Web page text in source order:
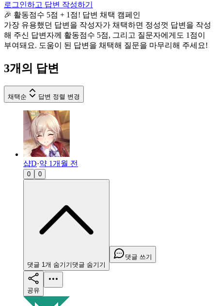
로그인하고 답변 작성하기
🎉 활동점수 5점 + 1점! 답변 채택 캠페인
가장 유용했던 답변을 작성자가 채택하면 정성껏 답변을 작성
해 주신 답변자께 활동점수 5점, 그리고 질문자에게도 1점이
부여돼요. 도움이 된 답변을 채택해 질문을 마무리해 주세요!
3개의 답변
채택순 답변 정렬 변경
샵D·약 1개월 전
0 0
댓글 1개 숨기기 댓글 숨기기
댓글 쓰기
공유